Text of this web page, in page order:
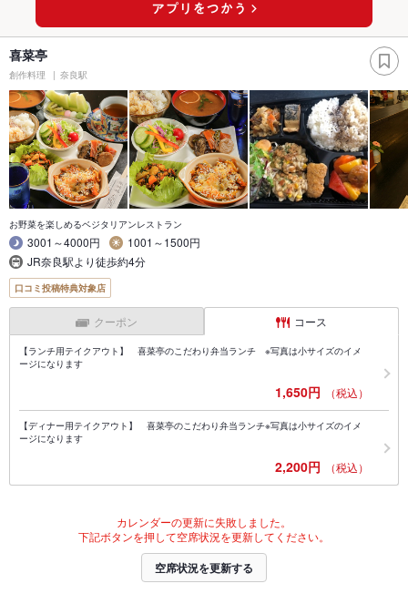
喜菜亭
創作料理 奈良駅
お野菜を楽しめるベジタリアンレストラン
3001～4000円
1001～1500円
JR奈良駅より徒歩約4分
口コミ投稿特典対象店
クーポン コース
【ランチ用テイクアウト】 喜菜亭のこだわり弁当ランチ ※写真は小サイズのイメ
ージになります
1,650円 （税込）
【ディナー用テイクアウト】 喜菜亭のこだわり弁当ランチ※写真は小サイズのイメ
ージになります
2,200円 （税込）
カレンダーの更新に失敗しました。
下記ボタンを押して空席状況を更新してください。
空席状況を更新する